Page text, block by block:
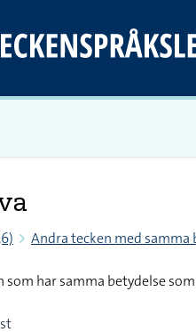
Andra tecken med samma
som har samma betydelse